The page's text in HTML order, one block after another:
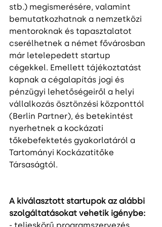
stb.) megismerésére, valamint
bemutatkozhatnak a nemzetközi
mentoroknak és tapasztalatot
cserélhetnek a német fővárosban
már letelepedett startup
cégekkel. Emellett tájékoztatást
kapnak a cégalapítás jogi és
pénzügyi lehetőségeiről a helyi
vállalkozás ösztönzési központtól
(Berlin Partner), és betekintést
nyerhetnek a kockázati
tőkebefektetés gyakorlatáról a
Tartományi Kockázatitőke
Társaságtól.
A kiválasztott startupok az alábbi
szolgáltatásokat vehetik igénybe: